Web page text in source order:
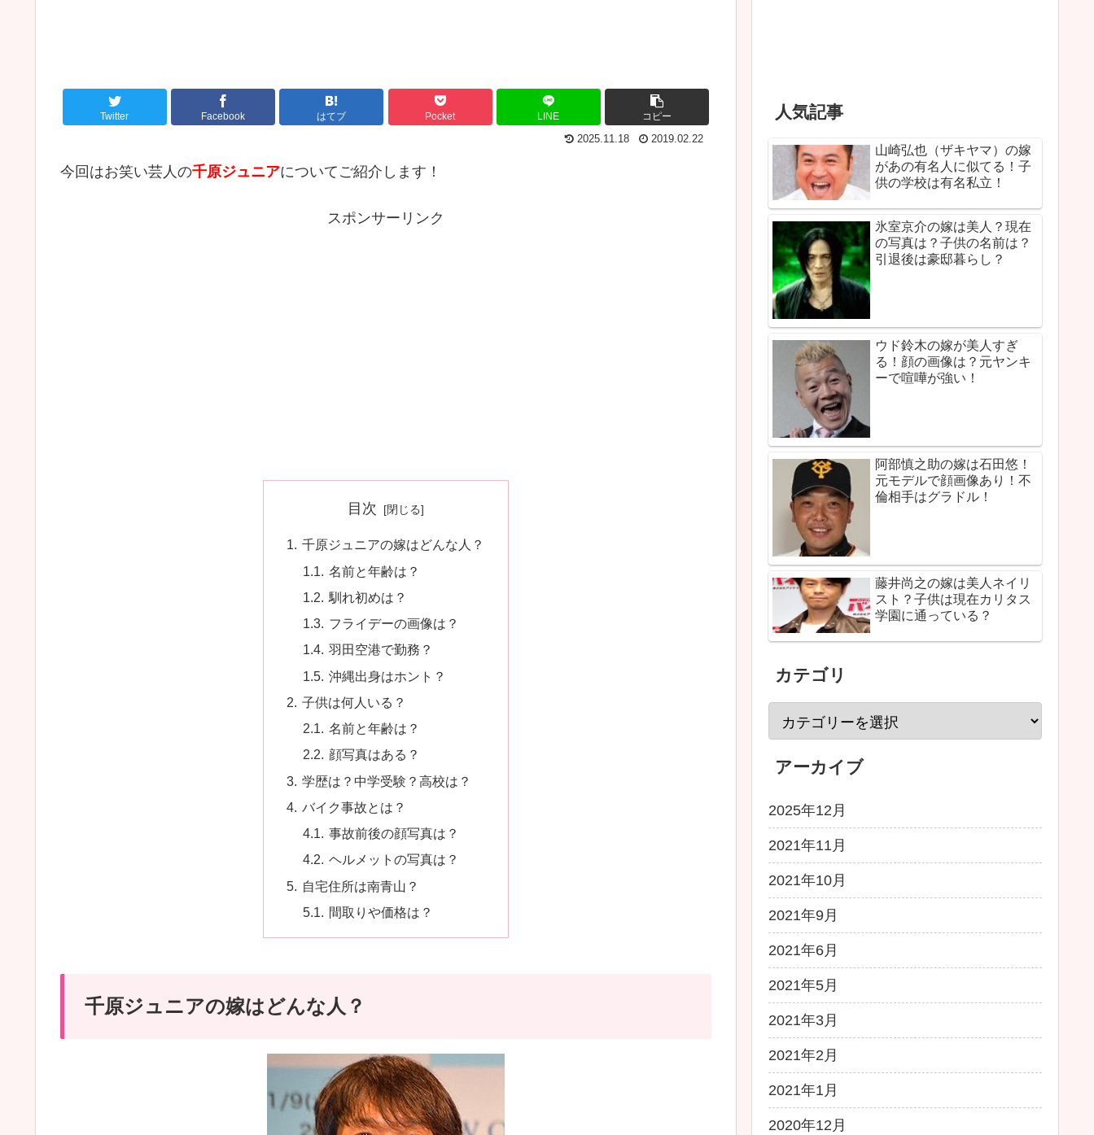
Twitter Facebook はてブ Pocket LINE コピー
2025.11.18 2019.02.22
今回はお笑い芸人の千原ジュニアについてご紹介します！
スポンサーリンク
目次
千原ジュニアの嫁はどんな人？
名前と年齢は？
馴れ初めは？
フライデーの画像は？
羽田空港で勤務？
沖縄出身はホント？
子供は何人いる？
名前と年齢は？
顔写真はある？
学歴は？中学受験？高校は？
バイク事故とは？
事故前後の顔写真は？
ヘルメットの写真は？
自宅住所は南青山？
間取りや価格は？
千原ジュニアの嫁はどんな人？
人気記事
山崎弘也（ザキヤマ）の嫁
があの有名人に似てる！子
供の学校は有名私立！
氷室京介の嫁は美人？現在
の写真は？子供の名前は？
引退後は豪邸暮らし？
ウド鈴木の嫁が美人すぎ
る！顔の画像は？元ヤンキ
ーで喧嘩が強い！
阿部慎之助の嫁は石田悠！
元モデルで顔画像あり！不
倫相手はグラドル！
藤井尚之の嫁は美人ネイリ
スト？子供は現在カリタス
学園に通っている？
カテゴリ
アーカイブ
2025年12月
2021年11月
2021年10月
2021年9月
2021年6月
2021年5月
2021年3月
2021年2月
2021年1月
2020年12月